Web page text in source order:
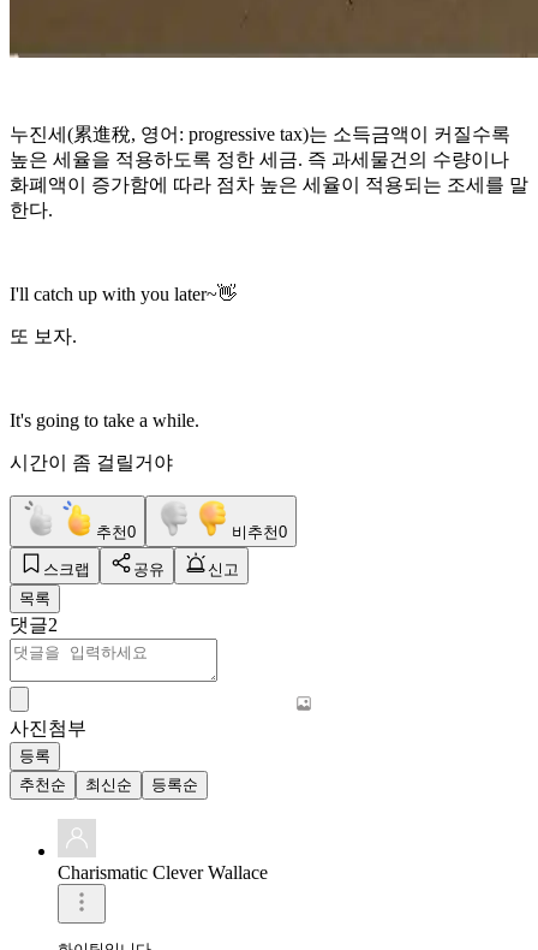
누진세(累進稅, 영어: progressive tax)는 소득금액이 커질수록
높은 세율을 적용하도록 정한 세금. 즉 과세물건의 수량이나
화폐액이 증가함에 따라 점차 높은 세율이 적용되는 조세를 말
한다.
I'll catch up with you later~👋
또 보자.
It's going to take a while.
시간이 좀 걸릴거야
추천0 비추천0
스크랩 공유
신고
목록
댓글2
사진첨부
등록
추천순
최신순 등록순
Charismatic Clever Wallace